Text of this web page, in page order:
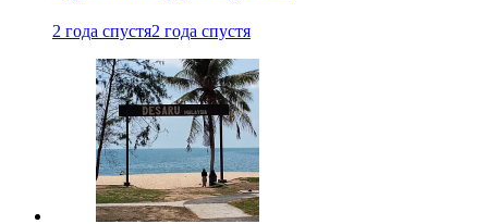
2 года спустя2 года спустя